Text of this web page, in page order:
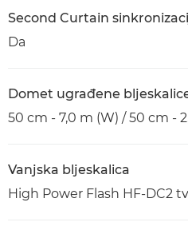
Second Curtain
Da
Domet ugrađene
50 cm - 7,0 m (W) / 50 cm -
Vanjska bljeskalica
High Power Flash HF-DC2